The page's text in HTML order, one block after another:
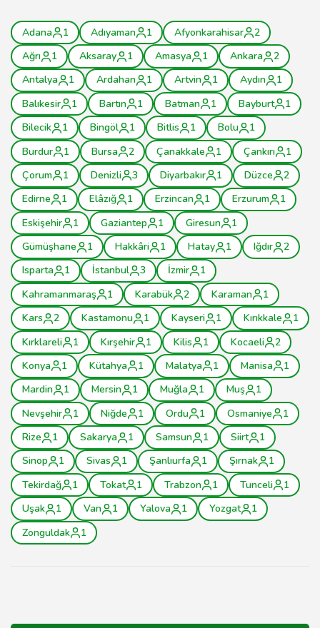
Adana 1 Adıyaman 1 Afyonkarahisar
2
Ağrı
1 Aksaray 1 Amasya 1 Ankara
2
Antalya
1 Ardahan 1 Artvin 1 Aydın
1
Balıkesir
1 Bartın 1 Batman 1 Bayburt
1
Bilecik
1 Bingöl 1 Bitlis 1 Bolu
1
Burdur
1 Bursa 2 Çanakkale 1 Çankırı
1
Çorum
1 Denizli 3 Diyarbakır 1 Düzce
2
Edirne
1 Elâzığ 1 Erzincan 1 Erzurum
1
Eskişehir
1 Gaziantep 1 Giresun
1
Gümüşhane
1 Hakkâri 1 Hatay 1 Iğdır
2
Isparta
1 İstanbul 3 İzmir
1
Kahramanmaraş
1 Karabük 2 Karaman
1
Kars
2 Kastamonu 1 Kayseri 1 Kırıkkale
1
Kırklareli
1 Kırşehir 1 Kilis 1 Kocaeli
2
Konya
1 Kütahya 1 Malatya 1 Manisa
1
Mardin
1 Mersin 1 Muğla 1 Muş
1
Nevşehir
1 Niğde 1 Ordu 1 Osmaniye
1
Rize
1 Sakarya 1 Samsun 1 Siirt
1
Sinop
1 Sivas 1 Şanlıurfa 1 Şırnak
1
Tekirdağ
1 Tokat 1 Trabzon 1 Tunceli
1
Uşak
1 Van 1 Yalova 1 Yozgat
1
Zonguldak
1